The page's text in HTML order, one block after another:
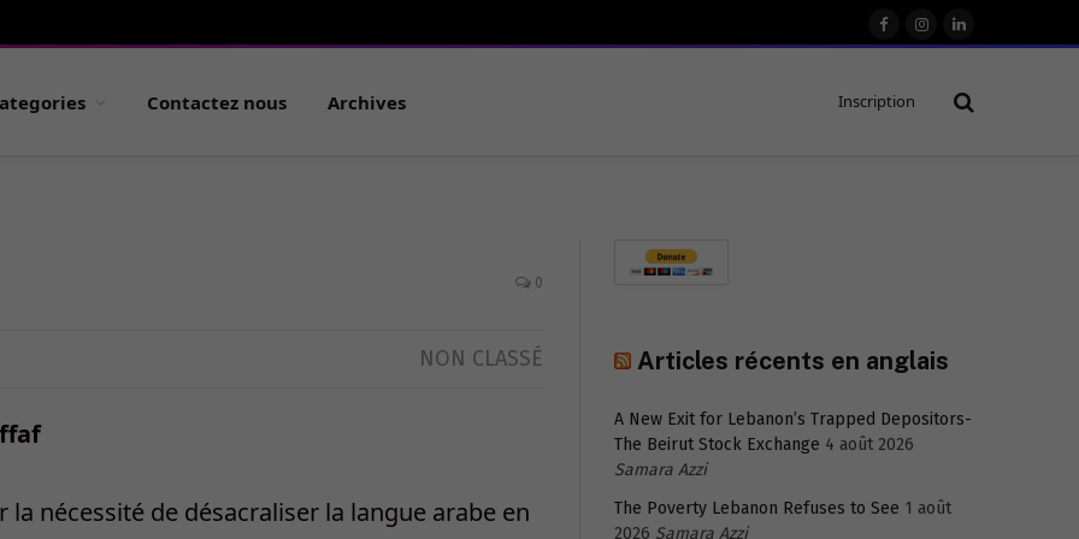
FacebookInstagram
LinkedIn
Contactez nous Archives Inscription
0
NON CLASSÉ
la nécessité de désacraliser la langue arabe en
Articles récents en anglais
A New Exit for Lebanon’s Trapped Depositors-
The Beirut Stock Exchange 4 août 2026
Samara Azzi
The Poverty Lebanon Refuses to See 1 août
2026 Samara Azzi